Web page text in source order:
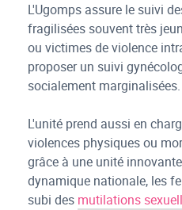
L'Ugomps assure le suivi
fragilisées souvent très
ou victimes de violence
proposer un suivi
socialement marginalisées.
L'unité prend aussi en
violences physiques ou
grâce à une unité
dynamique nationale, les
subi des mutilations